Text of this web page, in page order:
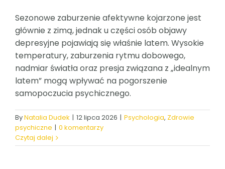
Sezonowe zaburzenie afektywne kojarzone jest
głównie z zimą, jednak u części osób objawy
depresyjne pojawiają się właśnie latem. Wysokie
temperatury, zaburzenia rytmu dobowego,
nadmiar światła oraz presja związana z „idealnym
latem” mogą wpływać na pogorszenie
samopoczucia psychicznego.
ByNatalia Dudek | 12 lipca 2026 | Psychologia, Zdrowie
psychiczne | 0 komentarzy
Czytaj dalej